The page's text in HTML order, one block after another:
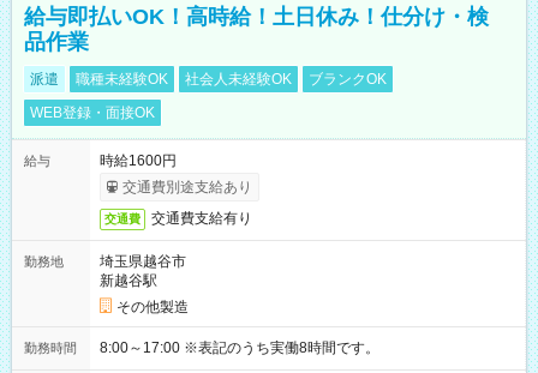
給与即払いOK！高時給！土日休み！仕分け・検
品作業
派遣 職種未経験OK 社会人未経験OK
ブランクOK
WEB登録・面接OK
給与
時給1600円
交通費別途支給あり
交通費 交通費支給有り
勤務地
埼玉県越谷市
新越谷駅
その他製造
勤務時間 8:00～17:00 ※表記のうち実働8時間です。